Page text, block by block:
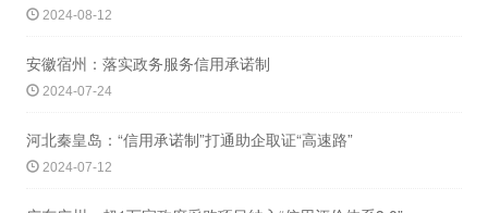
2024-08-12
安徽宿州：落实政务服务信用承诺制
2024-07-24
河北秦皇岛：“信用承诺制”打通助企取证“高速路”
2024-07-12